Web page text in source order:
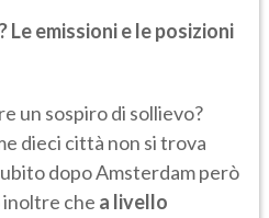
emissioni e le posizioni
un sospiro di sollievo?
dieci città non si trova
dopo Amsterdam però
inoltre che a livello